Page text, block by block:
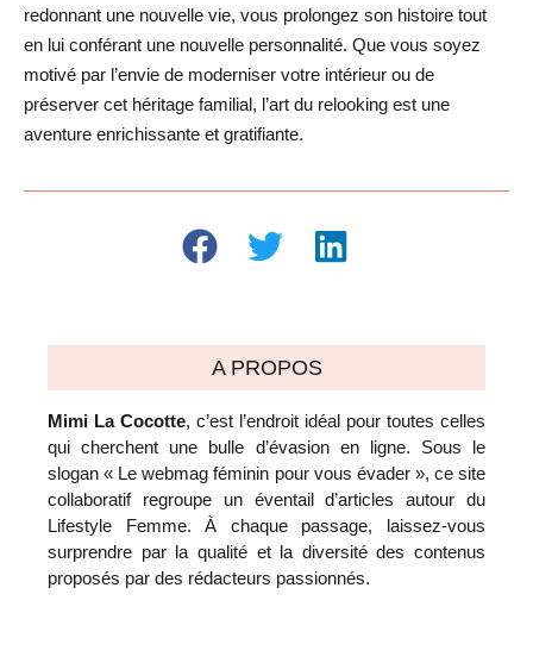
redonnant une nouvelle vie, vous prolongez son histoire tout
en lui conférant une nouvelle personnalité. Que vous soyez
motivé par l’envie de moderniser votre intérieur ou de
préserver cet héritage familial, l’art du relooking est une
aventure enrichissante et gratifiante.
A PROPOS
Mimi La Cocotte, c’est l’endroit idéal pour toutes celles
qui cherchent une bulle d’évasion en ligne. Sous le
slogan « Le webmag féminin pour vous évader », ce site
collaboratif regroupe un éventail d’articles autour du
Lifestyle Femme. À chaque passage, laissez-vous
surprendre par la qualité et la diversité des contenus
proposés par des rédacteurs passionnés.